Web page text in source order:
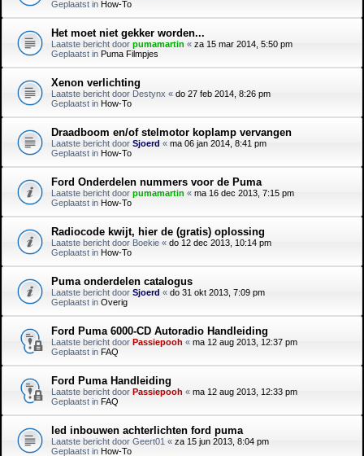
Geplaatst in How-To
Het moet niet gekker worden...
Laatste bericht door pumamartin « za 15 mar 2014, 5:50 pm
Geplaatst in Puma Filmpjes
Xenon verlichting
Laatste bericht door Destynx « do 27 feb 2014, 8:26 pm
Geplaatst in How-To
Draadboom en/of stelmotor koplamp vervangen
Laatste bericht door Sjoerd « ma 06 jan 2014, 8:41 pm
Geplaatst in How-To
Ford Onderdelen nummers voor de Puma
Laatste bericht door pumamartin « ma 16 dec 2013, 7:15 pm
Geplaatst in How-To
Radiocode kwijt, hier de (gratis) oplossing
Laatste bericht door Boekie « do 12 dec 2013, 10:14 pm
Geplaatst in How-To
Puma onderdelen catalogus
Laatste bericht door Sjoerd « do 31 okt 2013, 7:09 pm
Geplaatst in Overig
Ford Puma 6000-CD Autoradio Handleiding
Laatste bericht door Passiepooh « ma 12 aug 2013, 12:37 pm
Geplaatst in FAQ
Ford Puma Handleiding
Laatste bericht door Passiepooh « ma 12 aug 2013, 12:33 pm
Geplaatst in FAQ
led inbouwen achterlichten ford puma
Laatste bericht door Geert01 « za 15 jun 2013, 8:04 pm
Geplaatst in How-To